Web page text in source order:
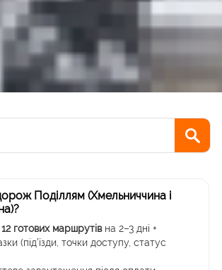
Поділлям (Хмельниччина і
12 готових маршрутівна 2–3 дні +
(під’їзди, точки доступу, статус